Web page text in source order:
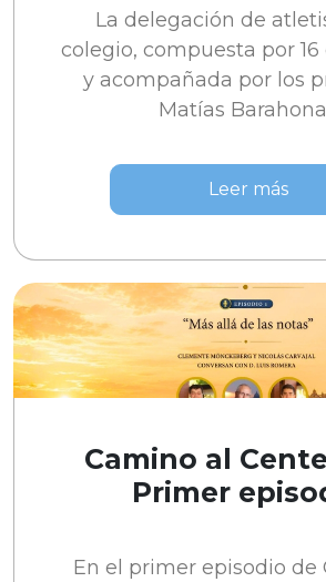
La delegación de
colegio, compuesta por
y acompañada por los
Matías
Leer más
Camino al
Primer
En el primer episodio de